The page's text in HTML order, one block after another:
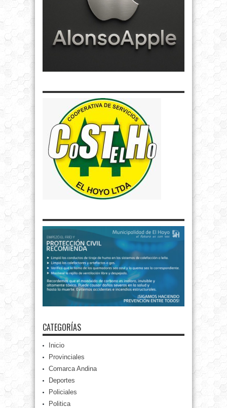
CATEGORÍAS
Inicio
Provinciales
Comarca Andina
Deportes
Policiales
Politica